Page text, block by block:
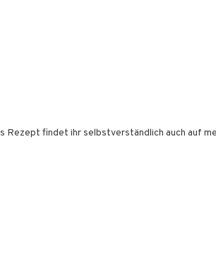
Rezept findet ihr selbstverständlich auch auf